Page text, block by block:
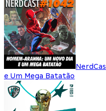
e Um Mega Batatão